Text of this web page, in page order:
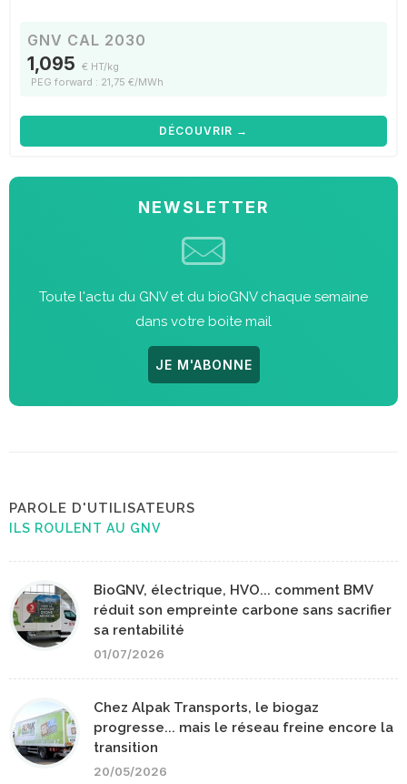
GNV CAL 2030
1,095 € HT/kg
PEG forward : 21,75 €/MWh
DÉCOUVRIR →
NEWSLETTER
Toute l'actu du GNV et du bioGNV chaque semaine
dans votre boite mail
JE M'ABONNE
PAROLE D'UTILISATEURS
ILS ROULENT AU GNV
BioGNV, électrique, HVO... comment BMV
réduit son empreinte carbone sans sacrifier
sa rentabilité
01/07/2026
Chez Alpak Transports, le biogaz
progresse... mais le réseau freine encore la
transition
20/05/2026